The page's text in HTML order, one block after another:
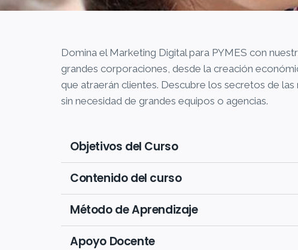
Domina el Marketing Digital para PYMES con
grandes corporaciones, desde la creación
que atraerán clientes. Descubre los secretos de
sin necesidad de grandes equipos o agencias.
Objetivos del Curso
Contenido del curso
Método de Aprendizaje
Apoyo Docente